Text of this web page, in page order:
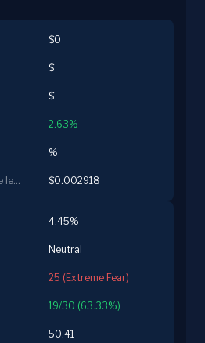
$0
$
$
2.63%
%
Prévision du prix pour le lendemain $0.002918
4.45%
Neutral
25 (Extreme Fear)
19/30 (63.33%)
50.41